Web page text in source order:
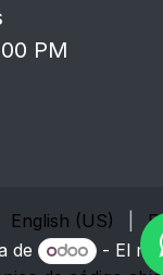
PM
English (US)
de
- El